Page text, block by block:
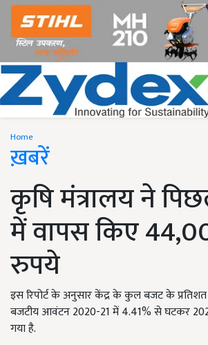
Home
ख़बरें
कृषि मंत्रालय ने
में वापस किए
रुपये
इस रिपोर्ट के अनुसार केंद्र के कुल बजट के
बजटीय आवंटन 2020-21 में 4.41% से घटकर
गया है.